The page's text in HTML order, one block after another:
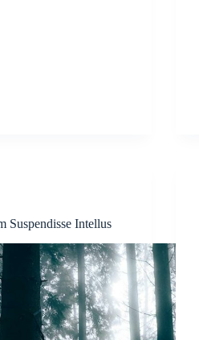
Suspendisse Intellus